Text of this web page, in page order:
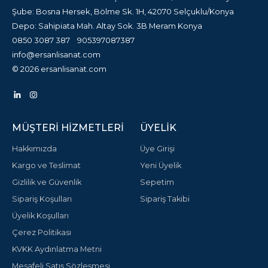
Şube: Bosna Hersek, Bölme Sk. 1H, 42070 Selçuklu/Konya
Depo: Sahipiata Mah. Altay Sok. 3B Meram Konya
0850 3087 387
905397087387
info@ersanlisanat.com
© 2026 ersanlisanat.com
MÜŞTERI HIZMETLERI
Hakkımızda
Kargo ve Teslimat
Gizlilik ve Güvenlik
Sipariş Koşulları
Üyelik Koşulları
Çerez Politikası
KVKK Aydınlatma Metni
Mesafeli Satış Sözleşmesi
ÜYELIK
Üye Girişi
Yeni Üyelik
Sepetim
Sipariş Takibi